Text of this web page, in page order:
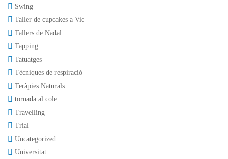
Swing
Taller de cupcakes a Vic
Tallers de Nadal
Tapping
Tatuatges
Tècniques de respiració
Teràpies Naturals
tornada al cole
Travelling
Trial
Uncategorized
Universitat